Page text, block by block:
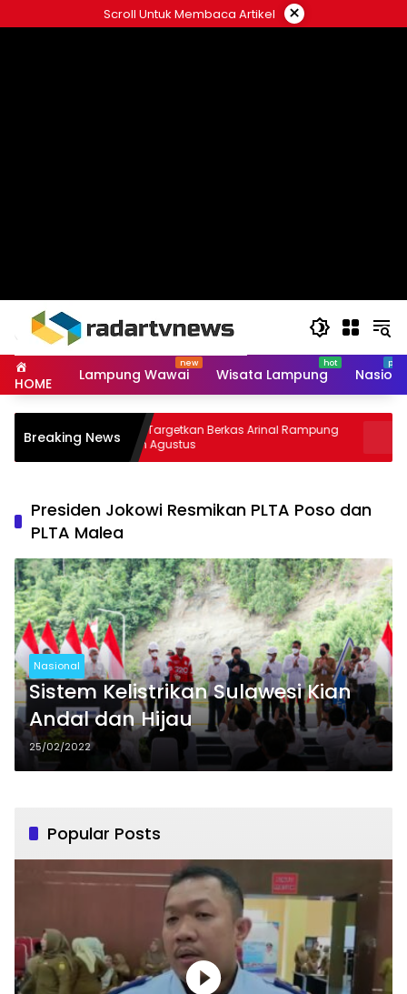
to
Scroll Untuk Membaca Artikel ×
HOME Lampung Wawai Wisata Lampung
Breaking News
Kejati Targetkan Berkas Arinal Rampung
Bulan Agustus
Presiden Jokowi Resmikan PLTA Poso dan
PLTA Malea
Nasional
Sistem Kelistrikan Sulawesi Kian
Andal dan Hijau
25/02/2022
Popular Posts